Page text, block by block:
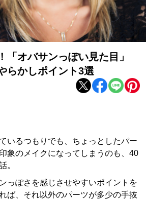
「オバサンっぽい見た目」
らかしポイント3選
いるつもりでも、ちょっとしたパー
象のメイクになってしまうのも、40
。
っぽさを感じさせやすいポイントを
ば、それ以外のパーツが多少の手抜